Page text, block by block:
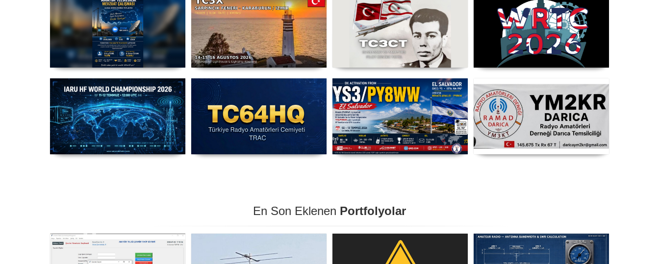
Amatör Telsizcilik Mevzuat
TC3X - Sarpıncık Feneri'nden
Ağustos 2026 Karaburun
Şehit Pilot Yüzbaşı Cengiz Topel
03 Ağustos - 30 Eylül
WRTC 2026 Şampiyonu Litvanya
IARU HF World Championship
IARU HF Yarışması TC64HQ
YS3/PY8WW Türkiye'den FT8
RAMAD Darıca Temsilciliği
En Son Eklenen Portfolyolar